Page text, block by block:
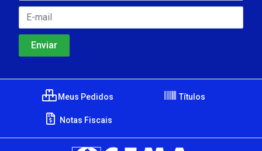
Meus Pedidos Títulos
Notas Fiscais